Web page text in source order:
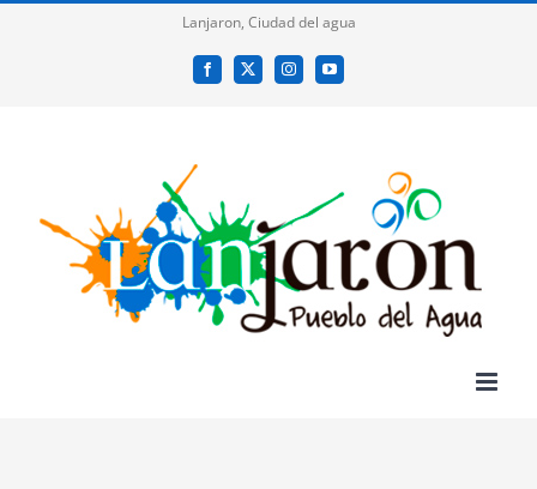
Lanjaron, Ciudad del agua
Facebook
X InstagramYouTube